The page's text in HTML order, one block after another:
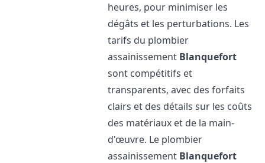
heures, pour minimiser les
dégâts et les perturbations. Les
tarifs du plombier
assainissement Blanquefort
sont compétitifs et
transparents, avec des forfaits
clairs et des détails sur les coûts
des matériaux et de la main-
d'œuvre. Le plombier
assainissement Blanquefort